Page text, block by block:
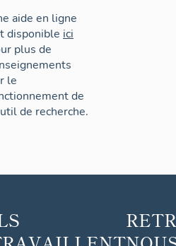
aide en ligne
disponible ici
plus de
le
de
de recherche.